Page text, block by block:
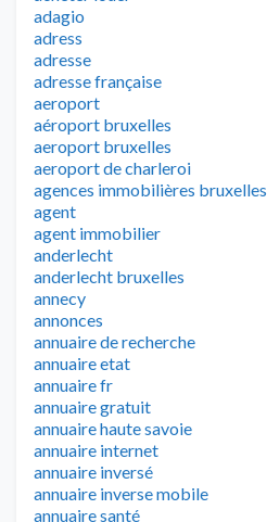
adagio
adress
adresse
adresse française
aeroport
aéroport bruxelles
aeroport bruxelles
aeroport de charleroi
agences immobilières bruxelles
agent
agent immobilier
anderlecht
anderlecht bruxelles
annecy
annonces
annuaire de recherche
annuaire etat
annuaire fr
annuaire gratuit
annuaire haute savoie
annuaire internet
annuaire inversé
annuaire inverse mobile
annuaire santé